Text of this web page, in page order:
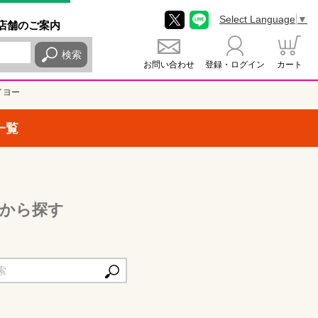
舗のご案内
検索
お問い合わせ 登録・ログイン カート
Select Language ▼
ヨー
覧
ら探す